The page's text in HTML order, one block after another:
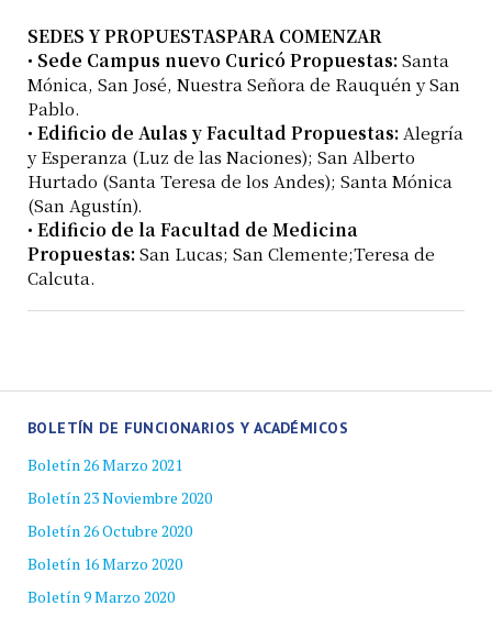
BOLETÍN DE FUNCIONARIOS Y ACADÉMICOS
Boletín 26 Marzo 2021
Boletín 23 Noviembre 2020
Boletín 26 Octubre 2020
Boletín 16 Marzo 2020
Boletín 9 Marzo 2020
SEDES Y PROPUESTASPARA COMENZAR
• Sede Campus nuevo Curicó Propuestas:Santa
Mónica, San José, Nuestra Señora de Rauquén y San
Pablo.
• Edificio de Aulas y Facultad Propuestas:Alegría
y Esperanza (Luz de las Naciones); San Alberto
Hurtado (Santa Teresa de los Andes); Santa Mónica
(San Agustín).
• Edificio de la Facultad de Medicina
Propuestas:San Lucas; San Clemente;Teresa de
Calcuta.